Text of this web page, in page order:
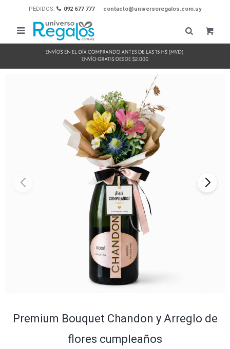
PEDIDOS: 092 677 777 contacto@universoregalos.com.uy

Premium Bouquet Chandon y Arreglo de
flores cumpleaños